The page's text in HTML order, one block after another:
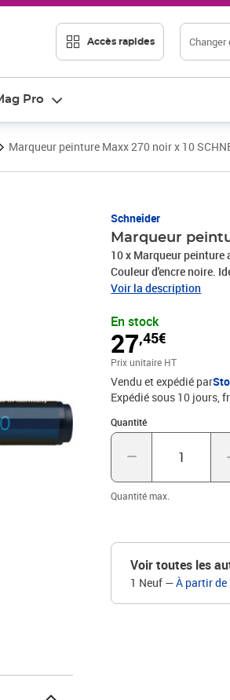
Accès rapides Changer
Pro
Marqueur peinture Maxx 270 noir x 10
Schneider
Marqueur
10 x Marqueur peinture
Couleur d'encre noire.
comme par ex. papier,
résistante à la lumière,
résistante à la corrosion
toluène et xylène.
Voir la description
En stock
27,45€
Prix 27,45€
Prix unitaire HT
Vendu et expédié par
Expédié sous 10 jours,
Quantité
Quantité : 1
Quantité max.
Voir toutes les
1 Neuf —À partir de